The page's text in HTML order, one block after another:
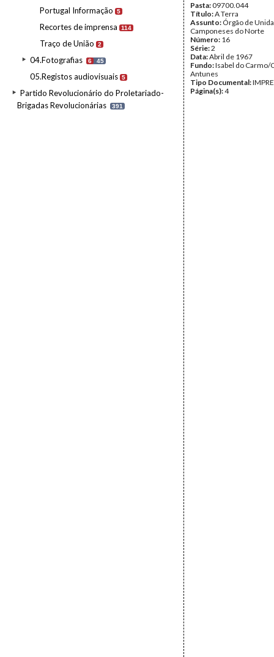
Portugal Informação 5
Recortes de imprensa 114
Traço de União 2
04.Fotografias 6 45
05.Registos audiovisuais 5
Partido Revolucionário do Proletariado-
Brigadas Revolucionárias
391
Pasta:09700.044
Título:A Terra
Assunto: Órgão de
Camponeses do Norte
Número: 16
Série:2
Data:Abril de 1967
Fundo:Isabel do Carmo/
Antunes
Tipo Documental:
Página(s):4